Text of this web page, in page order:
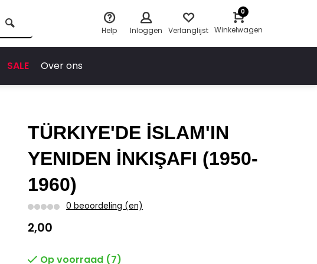
Help Inloggen Verlanglijst
0
Winkelwagen
SALE Over ons
TÜRKIYE'DE İSLAM'IN
YENIDEN İNKIŞAFI (1950-
1960)
0 beoordeling (en)
2,00
Op voorraad (7)